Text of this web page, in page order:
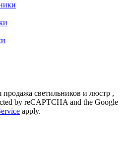
продажа светильников и люстр ,
by reCAPTCHA and the Google
apply.